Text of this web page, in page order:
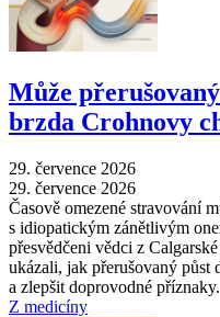
Může
brzda Crohnovy
29. července 2026
29. července 2026
Časově omezené stravování
s idiopatickým zánětlivým
přesvědčeni vědci z
ukázali, jak přerušovaný půst
a zlepšit doprovodné příznaky.
Z medicíny